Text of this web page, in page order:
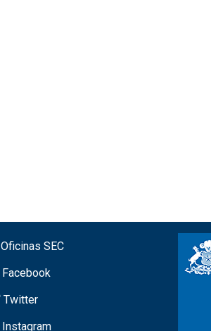
Oficinas SEC
Facebook
Twitter
Instagram